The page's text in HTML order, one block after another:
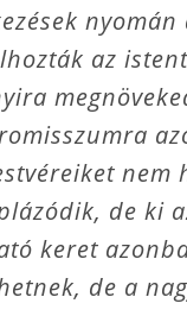
nyomán
az
nem
de ki
keret
de a